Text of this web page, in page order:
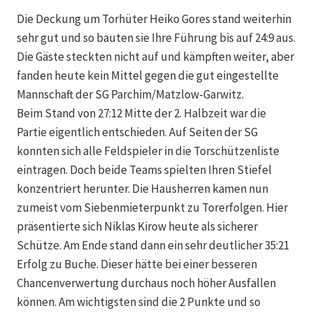
Die Deckung um Torhüter Heiko Gores stand weiterhin
sehr gut und so bauten sie Ihre Führung bis auf 24:9 aus.
Die Gäste steckten nicht auf und kämpften weiter, aber
fanden heute kein Mittel gegen die gut eingestellte
Mannschaft der SG Parchim/Matzlow-Garwitz.
Beim Stand von 27:12 Mitte der 2. Halbzeit war die
Partie eigentlich entschieden. Auf Seiten der SG
konnten sich alle Feldspieler in die Torschützenliste
eintragen. Doch beide Teams spielten Ihren Stiefel
konzentriert herunter. Die Hausherren kamen nun
zumeist vom Siebenmieterpunkt zu Torerfolgen. Hier
präsentierte sich Niklas Kirow heute als sicherer
Schütze. Am Ende stand dann ein sehr deutlicher 35:21
Erfolg zu Buche. Dieser hätte bei einer besseren
Chancenverwertung durchaus noch höher Ausfallen
können. Am wichtigsten sind die 2 Punkte und so